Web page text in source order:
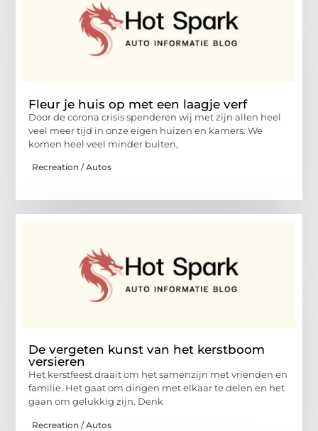
Fleur je huis op met een laagje verf
Door de corona crisis spenderen wij met zijn allen heel
veel meer tijd in onze eigen huizen en kamers. We
komen heel veel minder buiten,
Recreation / Autos
De vergeten kunst van het kerstboom
versieren
Het kerstfeest draait om het samenzijn met vrienden en
familie. Het gaat om dingen met elkaar te delen en het
gaan om gelukkig zijn. Denk
Recreation / Autos